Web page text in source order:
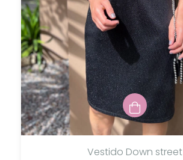
Vestido Down street